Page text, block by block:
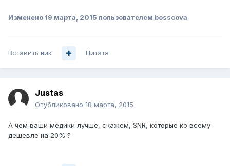
Изменено 19 марта, 2015 пользователем bosscova
Вставить ник Цитата
Justas
Опубликовано 18 марта, 2015
А чем ваши медики лучше, скажем, SNR, которые ко всему
дешевле на 20% ?